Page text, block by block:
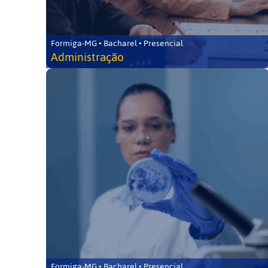
Formiga-MG • Bacharel • Presencial
Administração